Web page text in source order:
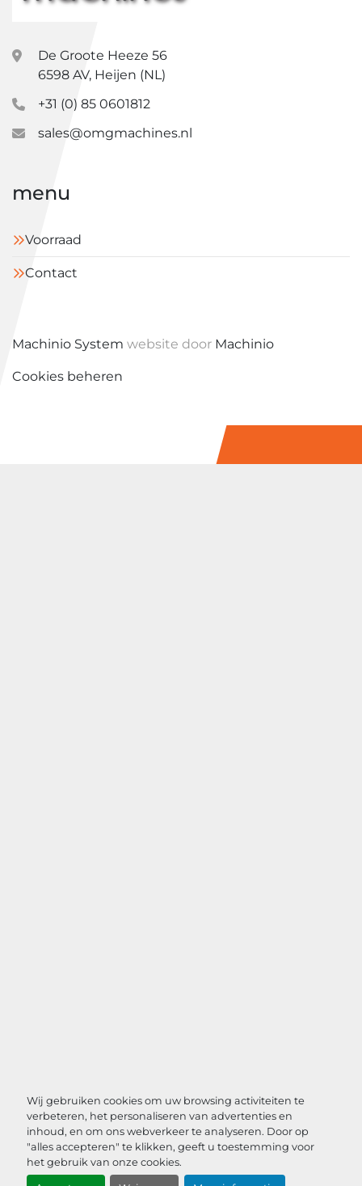
Wij gebruiken cookies om uw browsing activiteiten te
verbeteren, het personaliseren van advertenties en
inhoud, en om ons webverkeer te analyseren. Door op
"alles accepteren" te klikken, geeft u toestemming voor
het gebruik van onze cookies.
De Groote Heeze 56
6598 AV, Heijen (NL)
+31 (0) 85 0601812
sales@omgmachines.nl
menu
Voorraad
Contact
Machinio System website door Machinio
Cookies beheren